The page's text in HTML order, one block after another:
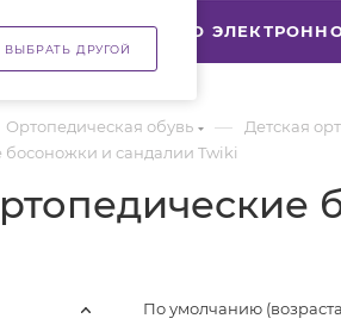
ВЫБРАТЬ ДРУГОЙ
АКЦИИ ТСР ПО
Ортопедическая обувь — Детская
босоножки и сандалии Twiki
По умолчанию